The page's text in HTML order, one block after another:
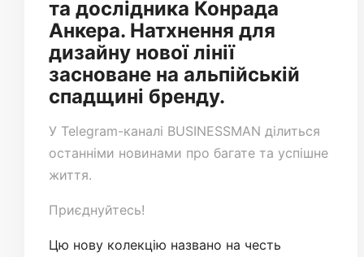
та дослідника Конрада
Анкера. Натхнення для
дизайну нової лінії
засноване на альпійській
спадщині бренду.
У Telegram-каналі BUSINESSMAN ділиться
останніми новинами про багате та успішне
життя.
Приєднуйтесь!
Цю нову колекцію названо на честь